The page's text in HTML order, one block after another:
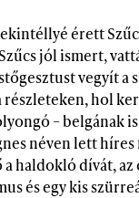
érett
jól ismert,
vegyít a
hol
– belgának
néven lett
haldokló dívát,
és egy kis